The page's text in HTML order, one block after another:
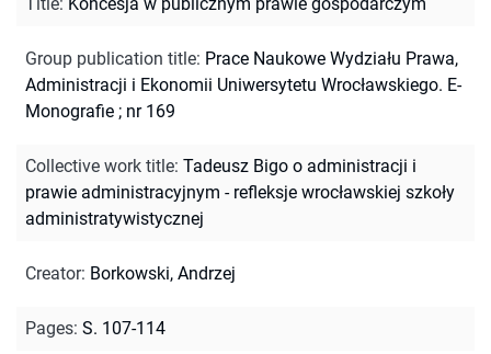
Group publication title: Prace Naukowe Wydziału Prawa,
Administracji i Ekonomii Uniwersytetu Wrocławskiego. E-
Monografie ; nr 169
Collective work title: Tadeusz Bigo o administracji i
prawie administracyjnym - refleksje wrocławskiej szkoły
administratywistycznej
Creator: Borkowski, Andrzej
Pages: S. 107-114